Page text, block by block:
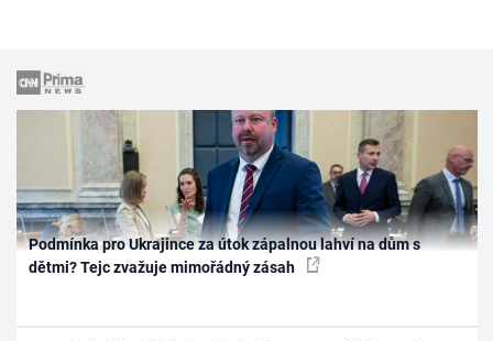
Podmínka pro Ukrajince za útok zápalnou lahví na dům s
dětmi? Tejc zvažuje mimořádný zásah